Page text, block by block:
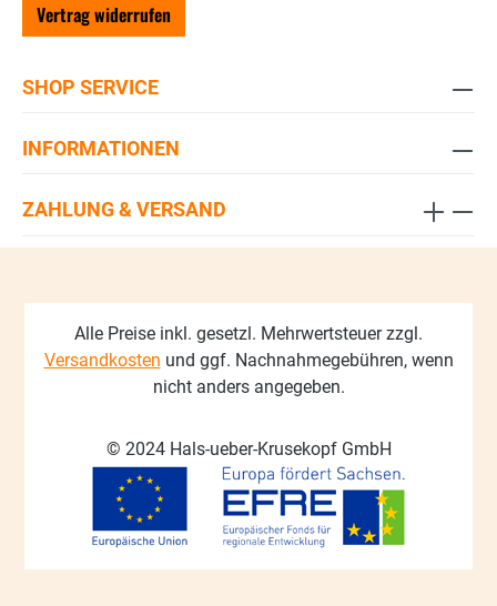
Vertrag widerrufen
SHOP SERVICE
INFORMATIONEN
ZAHLUNG & VERSAND
Alle Preise inkl. gesetzl. Mehrwertsteuer zzgl.
Versandkosten und ggf. Nachnahmegebühren, wenn
nicht anders angegeben.
© 2024 Hals-ueber-Krusekopf GmbH